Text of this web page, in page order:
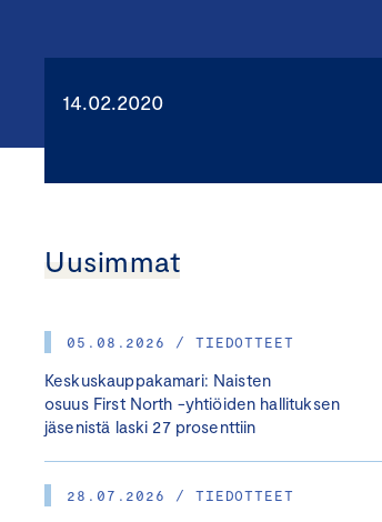
14.02.2020
Uusimmat
05.08.2026 / TIEDOTTEET
Keskuskauppakamari: Naisten
osuus First North -yhtiöiden hallituksen
jäsenistä laski 27 prosenttiin
28.07.2026 / TIEDOTTEET